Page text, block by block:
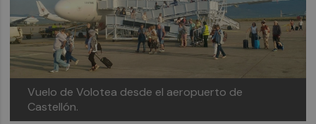
Vuelo de Volotea desde el aeropuerto de
Castellón.